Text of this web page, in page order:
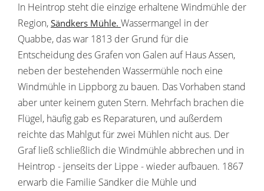
In Heintrop steht die einzige erhaltene Windmühle der
Region, Sändkers Mühle. Wassermangel in der
Quabbe, das war 1813 der Grund für die
Entscheidung des Grafen von Galen auf Haus Assen,
neben der bestehenden Wassermühle noch eine
Windmühle in Lippborg zu bauen. Das Vorhaben stand
aber unter keinem guten Stern. Mehrfach brachen die
Flügel, häufig gab es Reparaturen, und außerdem
reichte das Mahlgut für zwei Mühlen nicht aus. Der
Graf ließ schließlich die Windmühle abbrechen und in
Heintrop - jenseits der Lippe - wieder aufbauen. 1867
erwarb die Familie Sändker die Mühle und